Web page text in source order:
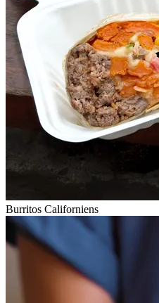
Burritos Californiens